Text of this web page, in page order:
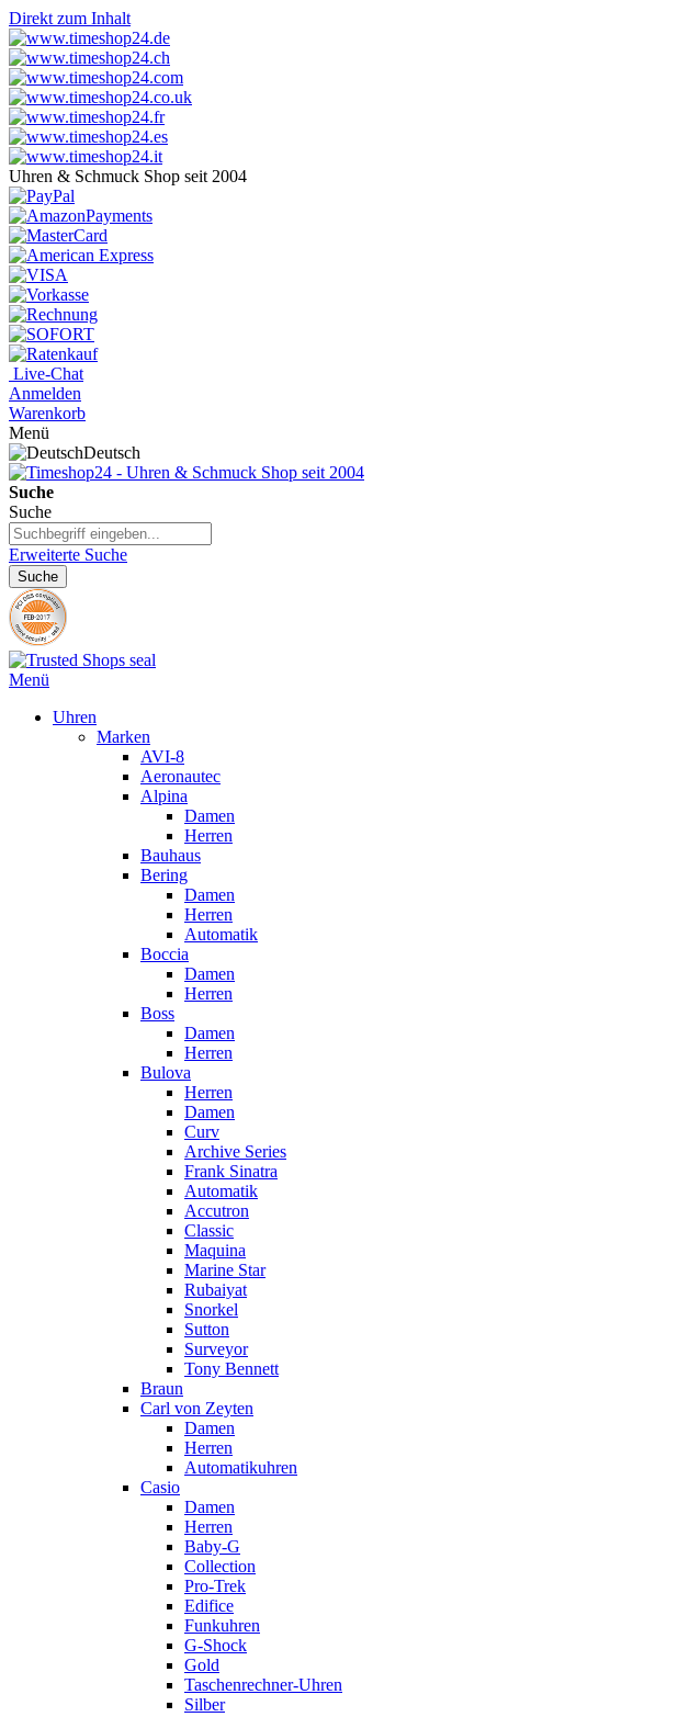
Direkt zum Inhalt
Uhren & Schmuck Shop seit 2004
Live-Chat
Anmelden
Warenkorb
Menü
Deutsch
Suche
Suche
Erweiterte Suche
Suche
Menü
Uhren
Marken
AVI-8
Aeronautec
Alpina
Damen
Herren
Bauhaus
Bering
Damen
Herren
Automatik
Boccia
Damen
Herren
Boss
Damen
Herren
Bulova
Herren
Damen
Curv
Archive Series
Frank Sinatra
Automatik
Accutron
Classic
Maquina
Marine Star
Rubaiyat
Snorkel
Sutton
Surveyor
Tony Bennett
Braun
Carl von Zeyten
Damen
Herren
Automatikuhren
Casio
Damen
Herren
Baby-G
Collection
Pro-Trek
Edifice
Funkuhren
G-Shock
Gold
Taschenrechner-Uhren
Silber